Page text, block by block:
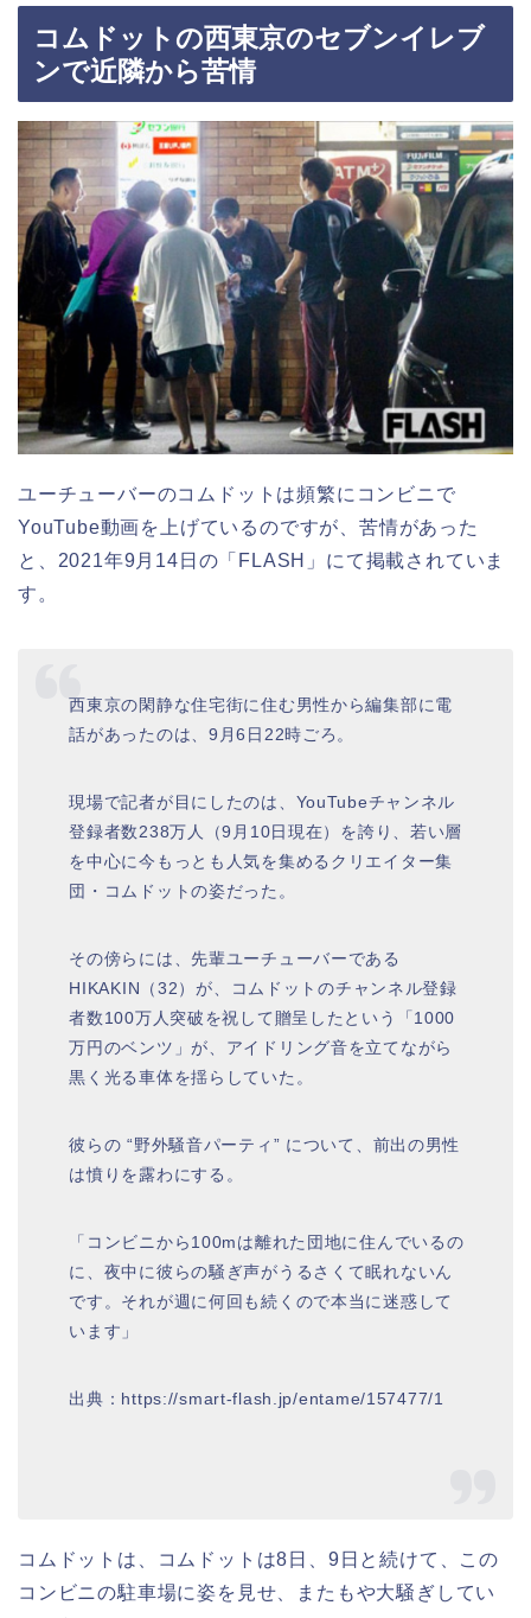
コムドットの西東京のセブンイレブ
ンで近隣から苦情
ユーチューバーのコムドットは頻繁にコンビニで
YouTube動画を上げているのですが、苦情があった
と、2021年9月14日の「FLASH」にて掲載されていま
す。
西東京の閑静な住宅街に住む男性から編集部に電
話があったのは、9月6日22時ごろ。
現場で記者が目にしたのは、YouTubeチャンネル
登録者数238万人（9月10日現在）を誇り、若い層
を中心に今もっとも人気を集めるクリエイター集
団・コムドットの姿だった。
その傍らには、先輩ユーチューバーである
HIKAKIN（32）が、コムドットのチャンネル登録
者数100万人突破を祝して贈呈したという「1000
万円のベンツ」が、アイドリング音を立てながら
黒く光る車体を揺らしていた。
彼らの “野外騒音パーティ” について、前出の男性
は憤りを露わにする。
「コンビニから100mは離れた団地に住んでいるの
に、夜中に彼らの騒ぎ声がうるさくて眠れないん
です。それが週に何回も続くので本当に迷惑して
います」
出典：https://smart-flash.jp/entame/157477/1
コムドットは、コムドットは8日、9日と続けて、この
コンビニの駐車場に姿を見せ、またもや大騒ぎしてい